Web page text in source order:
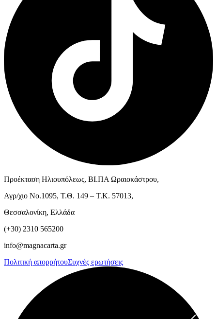
Προέκταση Ηλιουπόλεως, ΒΙ.ΠΑ Ωραιοκάστρου,
Αγρ/χιο Νο.1095, Τ.Θ. 149 – Τ.Κ. 57013,
Θεσσαλονίκη, Ελλάδα
(+30) 2310 565200
info@magnacarta.gr
Πολιτική απορρήτουΣυχνές ερωτήσεις